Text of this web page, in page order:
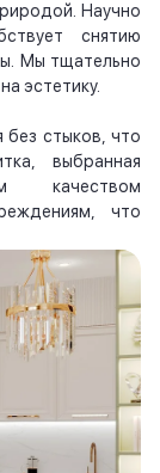
Научно
снятию
Мы тщательно
эстетику.
без стыков, что
выбранная
качеством
что